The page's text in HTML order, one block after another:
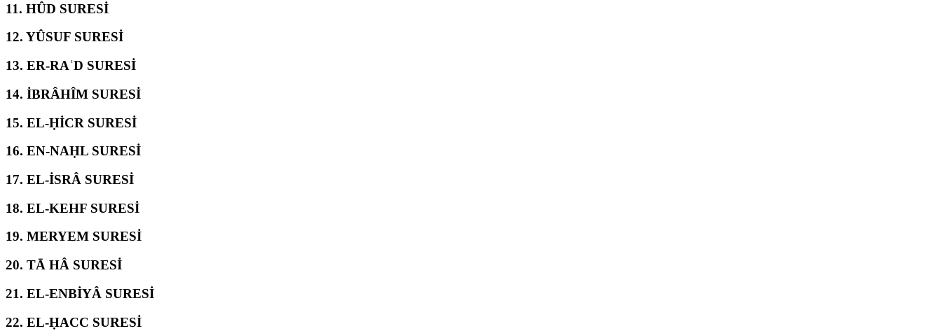
11. HÛD SURESİ
12. YÛSUF SURESİ
13. ER-RAʿD SURESİ
14. İBRÂHÎM SURESİ
15. EL-ḤİCR SURESİ
16. EN-NAḤL SURESİ
17. EL-İSRÂ SURESİ
18. EL-KEHF SURESİ
19. MERYEM SURESİ
20. TĀ HÂ SURESİ
21. EL-ENBİYÂ SURESİ
22. EL-ḤACC SURESİ